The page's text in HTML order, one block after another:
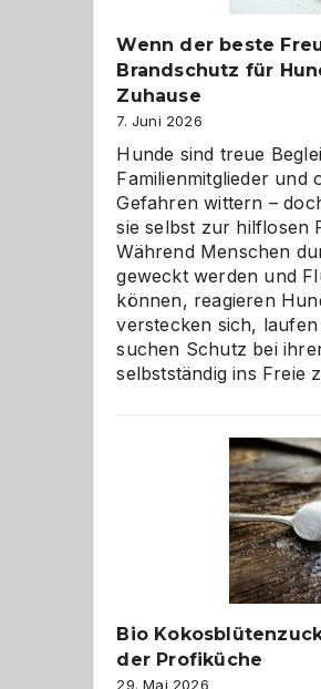
Wenn der beste
Brandschutz für
Zuhause
7. Juni 2026
Hunde sind treue
Familienmitglieder und
Gefahren wittern –
sie selbst zur hilflosen
Während Menschen
geweckt werden und
können, reagieren
verstecken sich,
suchen Schutz bei
selbstständig ins Freie
Bio
der Profiküche
29. Mai 2026